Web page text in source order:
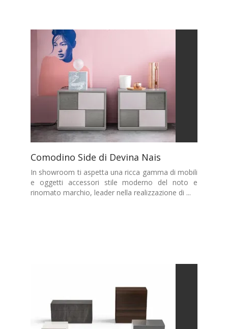
Comodino Side di Devina Nais
In showroom ti aspetta una ricca gamma di mobili
e oggetti accessori stile moderno del noto e
rinomato marchio, leader nella realizzazione di ...